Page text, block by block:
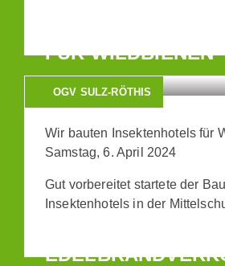
FÜR WILDBIENEN
OGV SULZ-RÖTHIS
Wir bauten Insektenhotels für
Samstag, 6. April 2024
Gut vorbereitet startete der
Insektenhotels in der